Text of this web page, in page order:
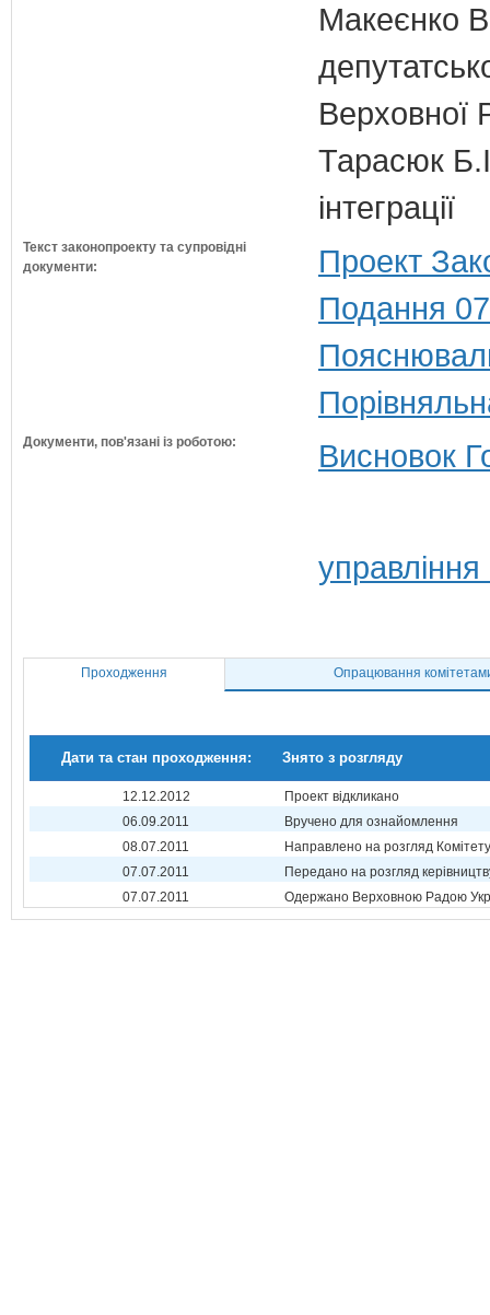
Макеєнко
Верховної
Тарасюк
інтеграції
Текст законопроекту та супровідні
документи:
Проект
Подання
Документи, пов'язані із роботою: Висновок
Проходження Опрацювання
Дати та стан проходження: Знято з розгляду
12.12.2012
Проект відкликано
06.09.2011
Вручено для ознайомлення
08.07.2011
Направлено на розгляд Комітету
07.07.2011
Передано на розгляд
07.07.2011
Одержано Верховною Радою